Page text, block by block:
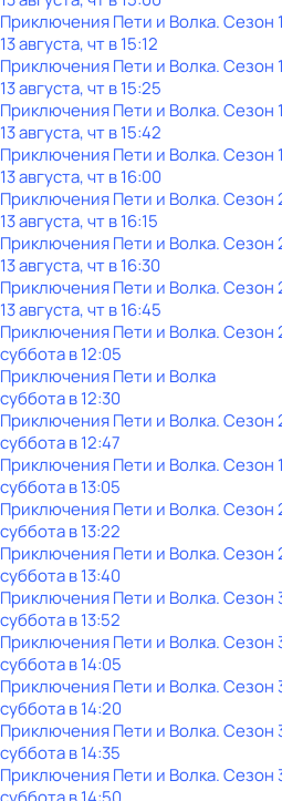
Приключения Пети и Волка. Сезон 1
13 августа, чт в 15:12
Приключения Пети и Волка. Сезон 1
13 августа, чт в 15:25
Приключения Пети и Волка. Сезон 1
13 августа, чт в 15:42
Приключения Пети и Волка. Сезон 1
13 августа, чт в 16:00
Приключения Пети и Волка. Сезон
13 августа, чт в 16:15
Приключения Пети и Волка. Сезон
13 августа, чт в 16:30
Приключения Пети и Волка. Сезон
13 августа, чт в 16:45
Приключения Пети и Волка. Сезон
субботав12:05
Приключения Пети и Волка
субботав12:30
Приключения Пети и Волка. Сезон
субботав12:47
Приключения Пети и Волка. Сезон 1
субботав13:05
Приключения Пети и Волка. Сезон
субботав13:22
Приключения Пети и Волка. Сезон
субботав13:40
Приключения Пети и Волка. Сезон
субботав13:52
Приключения Пети и Волка. Сезон
субботав14:05
Приключения Пети и Волка. Сезон
субботав14:20
Приключения Пети и Волка. Сезон
субботав14:35
Приключения Пети и Волка. Сезон